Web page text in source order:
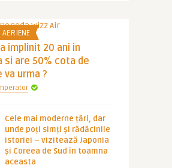
implinit 20 ani in
si are 50% cota de
va urma ?
Cele mai moderne țări, dar
unde poți simți și rădăcinile
istoriei – vizitează Japonia
și Coreea de Sud în toamna
aceasta